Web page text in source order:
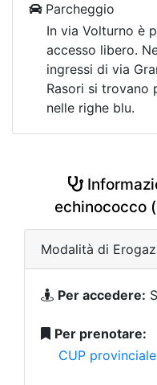
Parcheggio
In via Volturno è
accesso libero.
ingressi di via
Rasori si trovano
nelle righe blu.
echinococco
Modalità di
Per accedere:
Per prenotare:
CUP provinciale